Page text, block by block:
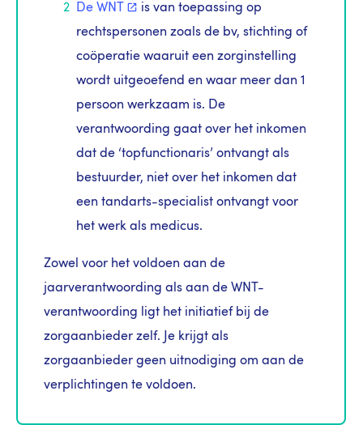
De WNT
is van toepassing op
rechtspersonen zoals de bv, stichting of
coöperatie waaruit een zorginstelling
wordt uitgeoefend en waar meer dan 1
persoon werkzaam is. De
verantwoording gaat over het inkomen
dat de ‘topfunctionaris’ ontvangt als
bestuurder, niet over het inkomen dat
een tandarts-specialist ontvangt voor
het werk als medicus.
Zowel voor het voldoen aan de
jaarverantwoording als aan de WNT-
verantwoording ligt het initiatief bij de
zorgaanbieder zelf. Je krijgt als
zorgaanbieder geen uitnodiging om aan de
verplichtingen te voldoen.